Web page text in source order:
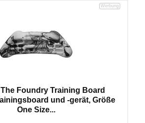
Foundry Training Board
und -gerät, Größe
One Size...